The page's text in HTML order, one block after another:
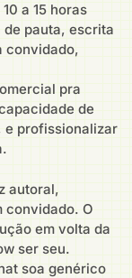
a 15 horas
pauta, escrita
convidado,
pra
de
e profissionalizar
autoral,
convidado. O
em volta da
ser seu.
soa genérico